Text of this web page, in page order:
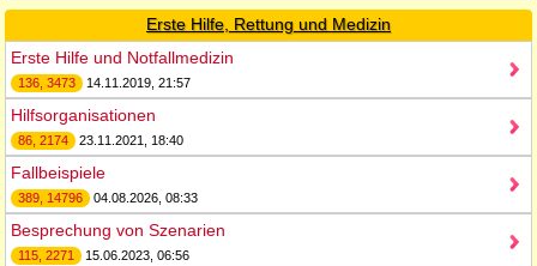
Erste Hilfe, Rettung und Medizin
Erste Hilfe und Notfallmedizin
136, 3473 14.11.2019, 21:57
Hilfsorganisationen
86, 2174 23.11.2021, 18:40
Fallbeispiele
389, 14796 04.08.2026, 08:33
Besprechung von Szenarien
115, 2271 15.06.2023, 06:56